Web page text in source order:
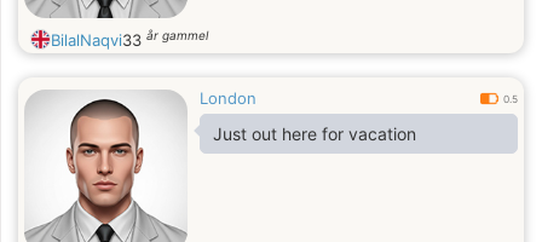
BilalNaqvi33 år gammel
London 0.5
Just out here for vacation